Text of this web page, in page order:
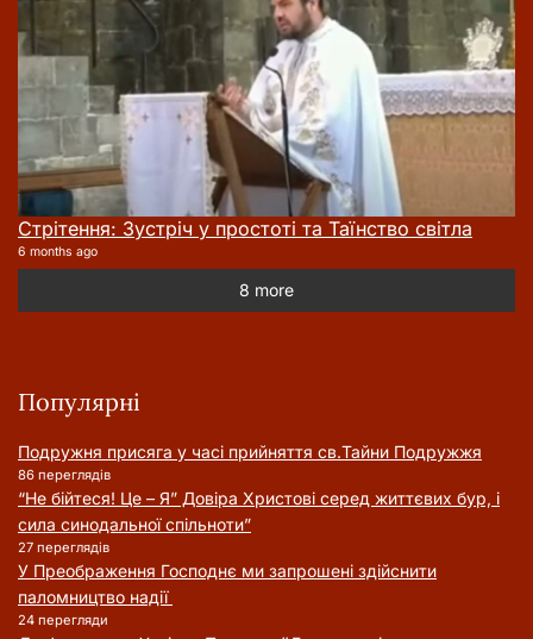
Стрітення: Зустріч у простоті та Таїнство світла
6 months ago
8 more
Популярні
Подружня присягa у часі прийняття cв.Тайни Подружжя
86 переглядів
“Не бійтеся! Це – Я” Довіра Христові серед життєвих бур, і
сила синодальної спільноти”
27 переглядів
У Преображення Господнє ми запрошені здійснити
паломництво надії
24 перегляди